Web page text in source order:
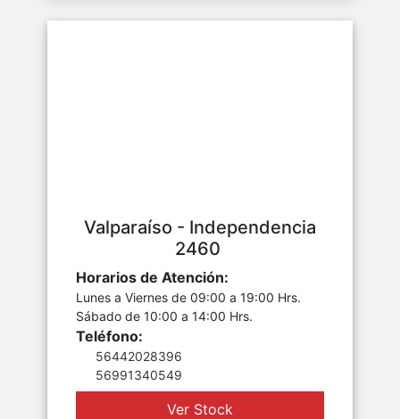
Valparaíso - Independencia
2460
Horarios de Atención:
Lunes a Viernes de 09:00 a 19:00 Hrs.
Sábado de 10:00 a 14:00 Hrs.
Teléfono:
56442028396
56991340549
Ver Stock